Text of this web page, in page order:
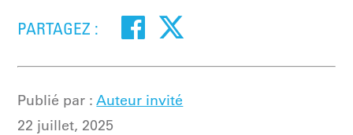
PARTAGEZ :
Publié par : Auteur invité
22 juillet, 2025